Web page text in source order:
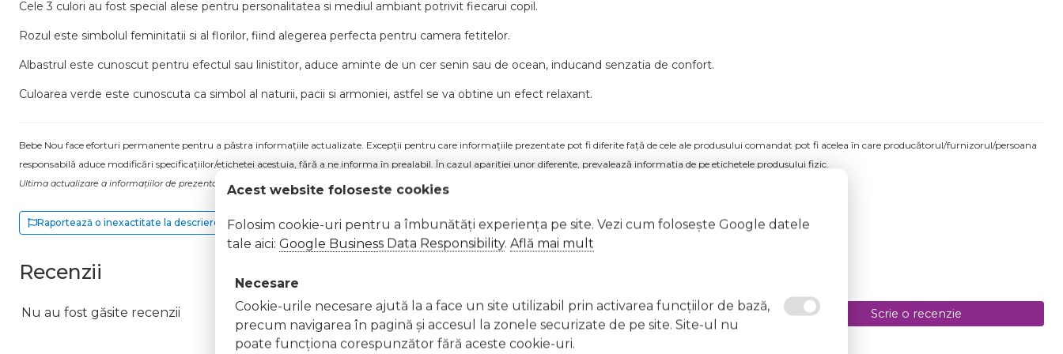
Cele 3 culori au fost special alese pentru personalitatea si mediul ambiant potrivit fiecarui copil.
Rozul este simbolul feminitatii si al florilor, fiind alegerea perfecta pentru camera fetitelor.
Albastrul este cunoscut pentru efectul sau linistitor, aduce aminte de un cer senin sau de ocean, inducand senzatia de confort.
Culoarea verde este cunoscuta ca simbol al naturii, pacii si armoniei, astfel se va obtine un efect relaxant.
Bebe Nou face eforturi permanente pentru a păstra informațiile actualizate. Excepții pentru care informațiile prezentate pot fi diferite față de cele ale produsului comandat pot fi acelea în care producătorul/furnizorul/persoana
responsabilă aduce modificări specificațiilor/etichetei acestuia, fără a ne informa în prealabil. În cazul apariției unor diferențe, prevalează informația de pe etichetele produsului fizic.
Ultima actualizare a informațiilor de prezentare pentru Bare protectie pentru patut - MES014 a fost efectuată la data de 06.02.2026
Raportează o inexactitate la descriere
Recenzii
Nu au fost găsite recenzii Scrie o recenzie
Acest website foloseste cookies
Folosim cookie-uri pentru a îmbunătăți experiența pe site. Vezi cum folosește Google datele
tale aici: Google Business Data Responsibility. Află mai mult
Necesare
Cookie-urile necesare ajută la a face un site utilizabil prin activarea funcţiilor de bază,
precum navigarea în pagină şi accesul la zonele securizate de pe site. Site-ul nu
poate funcţiona corespunzător fără aceste cookie-uri.